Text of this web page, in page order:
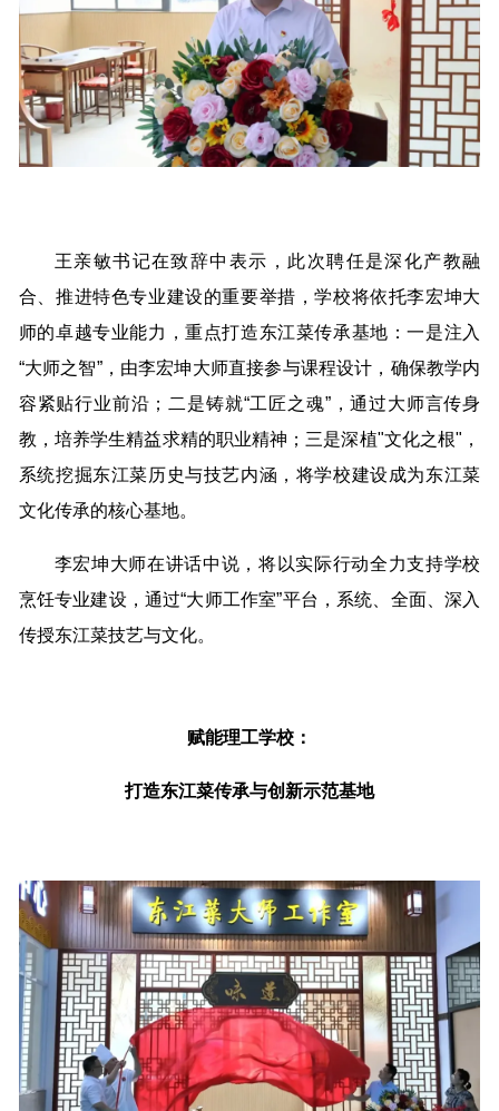
王亲敏书记在致辞中表示，此次聘任是深化产教融
合、推进特色专业建设的重要举措，学校将依托李宏坤大
师的卓越专业能力，重点打造东江菜传承基地：一是注入
“大师之智”，由李宏坤大师直接参与课程设计，确保教学内
容紧贴行业前沿；二是铸就“工匠之魂”，通过大师言传身
教，培养学生精益求精的职业精神；三是深植"文化之根"，
系统挖掘东江菜历史与技艺内涵，将学校建设成为东江菜
文化传承的核心基地。
李宏坤大师在讲话中说，将以实际行动全力支持学校
烹饪专业建设，通过“大师工作室”平台，系统、全面、深入
传授东江菜技艺与文化。
赋能理工学校：
打造东江菜传承与创新示范基地